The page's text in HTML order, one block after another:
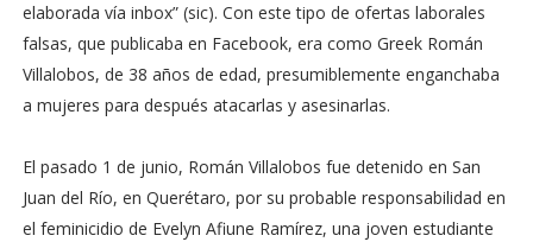
elaborada vía inbox” (sic). Con este tipo de ofertas laborales
falsas, que publicaba en Facebook, era como Greek Román
Villalobos, de 38 años de edad, presumiblemente enganchaba
a mujeres para después atacarlas y asesinarlas.
El pasado 1 de junio, Román Villalobos fue detenido en San
Juan del Río, en Querétaro, por su probable responsabilidad en
el feminicidio de Evelyn Afiune Ramírez, una joven estudiante